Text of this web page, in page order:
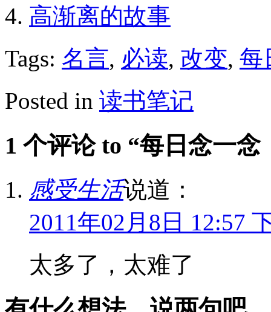
高渐离的故事
Tags: 名言, 必读, 改变, 每
Posted in 读书笔记
1 个评论 to “每日念一
感受生活说道：
2011年02月8日 12:57
太多了，太难了